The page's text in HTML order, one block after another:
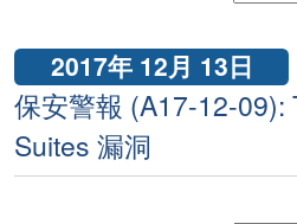
2017年 12月 13日
保安警報 (A17-12-09):
Suites 漏洞